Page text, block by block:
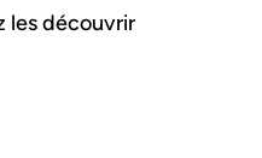
les découvrir